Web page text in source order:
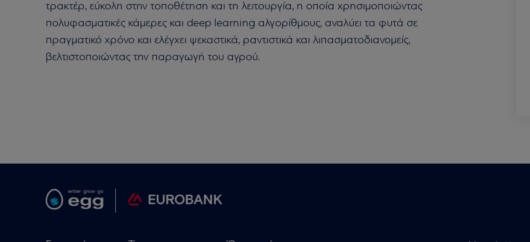
τρακτέρ, εύκολη στην τοποθέτηση και τη λειτουργία, η οποία χρησιμοποιώντας
πολυφασματικές κάμερες και deep learning αλγορίθμους, αναλύει τα φυτά σε
πραγματικό χρόνο και ελέγχει ψεκαστικά, ραντιστικά και λιπασματοδιανομείς,
βελτιστοποιώντας την παραγωγή του αγρού.